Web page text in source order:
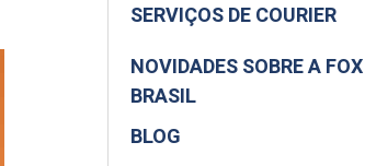
SERVIÇOS DE COURIER
NOVIDADES SOBRE A FOX
BRASIL
BLOG